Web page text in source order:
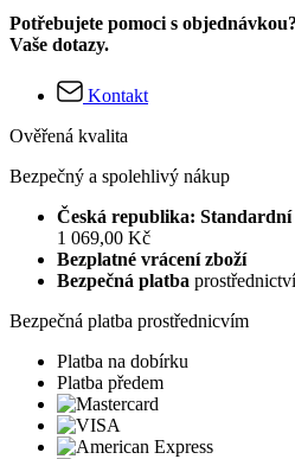
Potřebujete pomoci s
Vaše dotazy.
Kontakt
Ověřená kvalita
Bezpečný a spolehlivý nákup
Česká republika:
1 069,00 Kč
Bezplatné vrácení zboží
Bezpečná platba
Bezpečná platba prostřednicvím
Platba na dobírku
Platba předem